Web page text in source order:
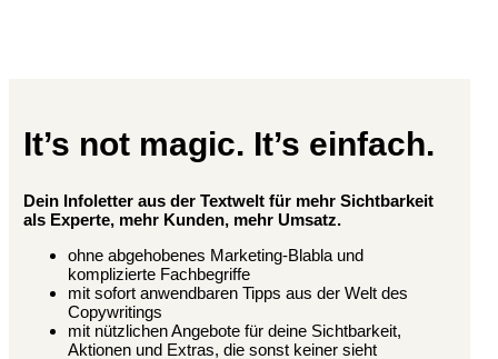
It’s not magic. It’s einfach.
Dein Infoletter aus der Textwelt für mehr Sichtbarkeit
als Experte, mehr Kunden, mehr Umsatz.
ohne abgehobenes Marketing-Blabla und
komplizierte Fachbegriffe
mit sofort anwendbaren Tipps aus der Welt des
Copywritings
mit nützlichen Angebote für deine Sichtbarkeit,
Aktionen und Extras, die sonst keiner sieht